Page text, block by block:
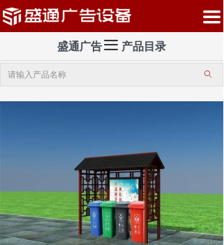
끀
首页
产品中心
联系我们
盛通广告 产品目录
ꄙ
끀